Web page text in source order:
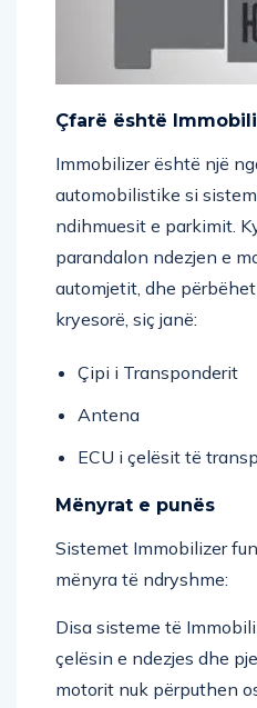
Çfarë është
Immobilizer është një
automobilistike si
ndihmuesit e parkimit.
parandalon ndezjen e
automjetit, dhe
kryesorë, siç janë:
Çipi i Transponderit
Antena
ECU i çelësit të
Mënyrat e punës
Sistemet Immobilizer
mënyra të ndryshme:
Disa sisteme të
çelësin e ndezjes dhe
motorit nuk përputhen